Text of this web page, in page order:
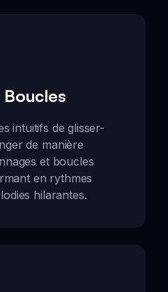
intuitifs de glisser-
de manière
et boucles
en rythmes
hilarantes.